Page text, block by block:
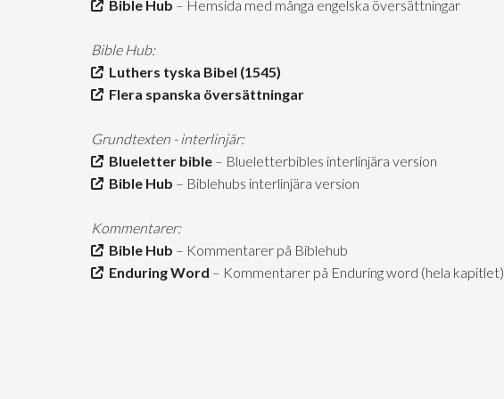
Bible Hub – Hemsida med många engelska översättningar
Bible Hub:
Luthers tyska Bibel (1545)
Flera spanska översättningar
Grundtexten - interlinjär:
Blueletter bible – Blueletterbibles interlinjära version
Bible Hub – Biblehubs interlinjära version
Kommentarer:
Bible Hub – Kommentarer på Biblehub
Enduring Word – Kommentarer på Enduring word (hela kapitlet)